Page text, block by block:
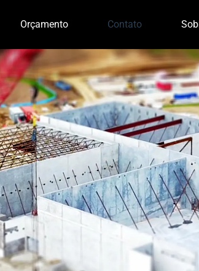
Orçamento Contato